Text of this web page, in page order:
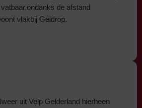
de afstand
vlakbij Geldrop.
uit Velp Gelderland hierheen